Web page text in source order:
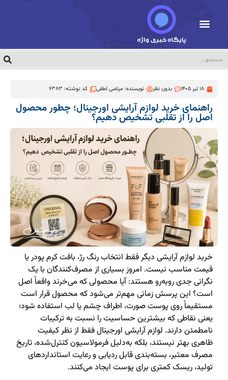
18 تیر 1405 بدون نظر نویسنده:مرتضی لطفی کد نوشته: 6383
راهنمای خرید لوازم آرایشی اورجینال؛ چطور محصول
اصل را از تقلبی تشخیص دهیم؟
خرید لوازم آرایشی دیگر فقط انتخاب رنگ رژ، بافت کرم پودر یا
قیمت مناسب نیست. امروز بسیاری از مصرف‌کنندگان با یک
نگرانی جدی روبه‌رو هستند: آیا محصولی که می‌خرند واقعاً اصل
است؟ این پرسش زمانی مهم‌تر می‌شود که محصول قرار است
مستقیماً روی پوست صورت، اطراف چشم یا لب استفاده شود؛
یعنی نقاطی که بیشترین حساسیت را نسبت به ترکیبات
نامطمئن دارند. لوازم آرایشی اورجینال فقط از نظر کیفیت
ظاهری بهتر نیستند، بلکه به‌دلیل فرمولاسیون کنترل‌شده، تاریخ
مصرف معتبر، بسته‌بندی قابل ردیابی و رعایت استانداردهای
تولید، ریسک کمتری برای پوست ایجاد می‌کنند.